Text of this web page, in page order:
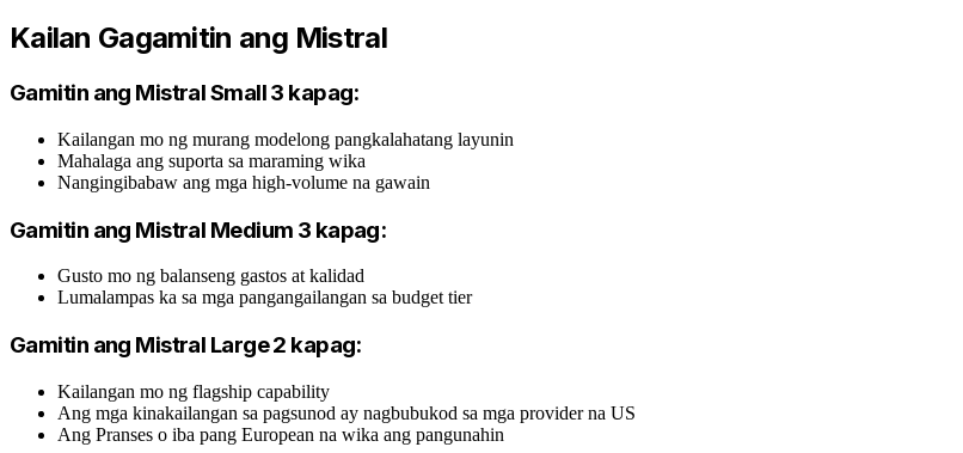
Kailan Gagamitin ang Mistral
Gamitin ang Mistral Small 3 kapag:
Kailangan mo ng murang modelong pangkalahatang layunin
Mahalaga ang suporta sa maraming wika
Nangingibabaw ang mga high-volume na gawain
Gamitin ang Mistral Medium 3 kapag:
Gusto mo ng balanseng gastos at kalidad
Lumalampas ka sa mga pangangailangan sa budget tier
Gamitin ang Mistral Large 2 kapag:
Kailangan mo ng flagship capability
Ang mga kinakailangan sa pagsunod ay nagbubukod sa mga provider na US
Ang Pranses o iba pang European na wika ang pangunahin